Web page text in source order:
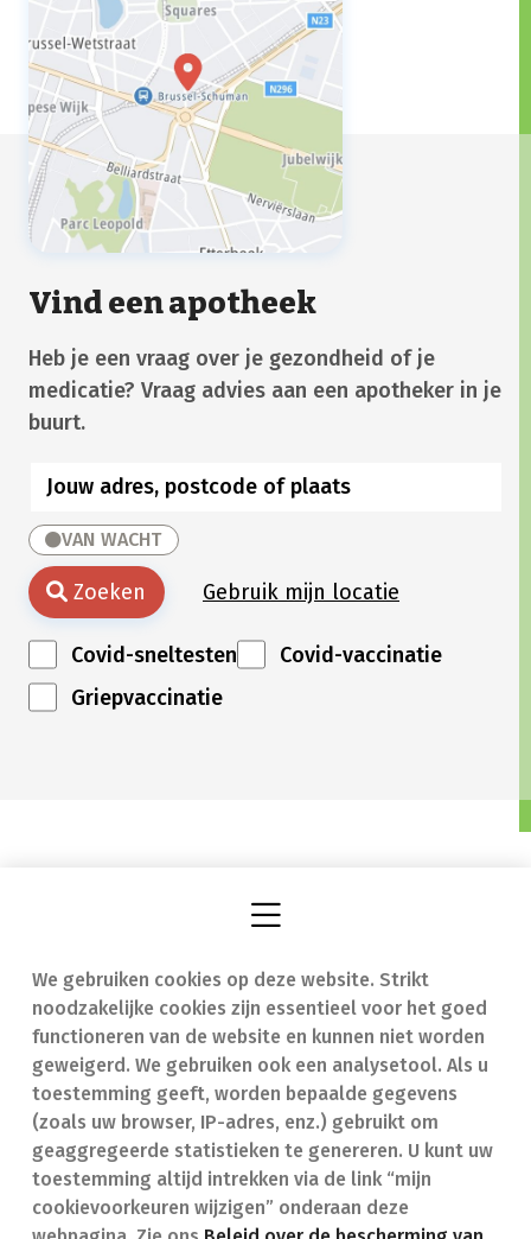
We gebruiken cookies op deze website. Strikt
noodzakelijke cookies zijn essentieel voor het goed
functioneren van de website en kunnen niet worden
geweigerd. We gebruiken ook een analysetool. Als u
toestemming geeft, worden bepaalde gegevens
(zoals uw browser, IP-adres, enz.) gebruikt om
geaggregeerde statistieken te genereren. U kunt uw
toestemming altijd intrekken via de link “mijn
cookievoorkeuren wijzigen” onderaan deze
Vind een apotheek
Heb je een vraag over je gezondheid of je
medicatie? Vraag advies aan een apotheker in je
buurt.
VAN WACHT
Zoeken Gebruik mijn locatie
Covid-sneltesten
Covid-vaccinatie
Griepvaccinatie
Vind een apotheek
Onze expertise
Ziekten
Geneesmiddelen
In geval van nood
Contact
Veelgestelde vragen
(FAQ)